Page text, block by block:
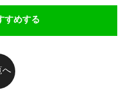
すめする
へ